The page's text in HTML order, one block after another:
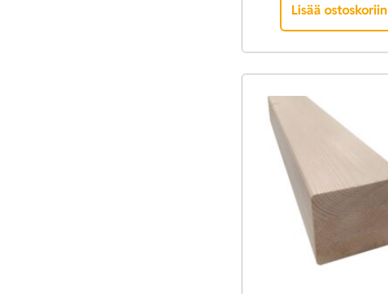
Lisää ostoskoriin